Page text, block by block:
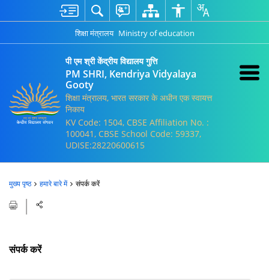
शिक्षा मंत्रालय Ministry of education
पी एम श्री केंद्रीय विद्यालय गुत्ति
PM SHRI, Kendriya Vidyalaya
Gooty
शिक्षा मंत्रालय, भारत सरकार के अधीन एक स्वायत्त
निकाय
KV Code: 1504, CBSE Affiliation No. :
100041, CBSE School Code: 59337,
UDISE:28220600615
मुख्य पृष्ठ हमारे बारे में संपर्क करें
संपर्क करें